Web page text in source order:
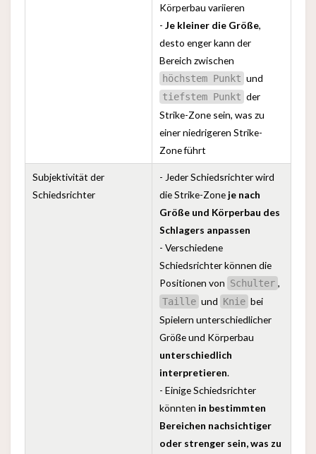
Körperbau variieren
-Je kleiner die Größe,
desto enger kann der
Bereich zwischen
höchstem Punkt und
tiefstem Punkt der
Strike-Zone sein, was zu
einer niedrigeren Strike-
Zone führt
Subjektivität der
Schiedsrichter
- Jeder Schiedsrichter wird
die Strike-Zone je nach
Größe und Körperbau des
Schlagers anpassen
- Verschiedene
Schiedsrichter können die
Positionen von Schulter ,
Taille und Knie bei
Spielern unterschiedlicher
Größe und Körperbau
unterschiedlich
interpretieren.
- Einige Schiedsrichter
könnten in bestimmten
Bereichen nachsichtiger
oder strenger sein, was zu